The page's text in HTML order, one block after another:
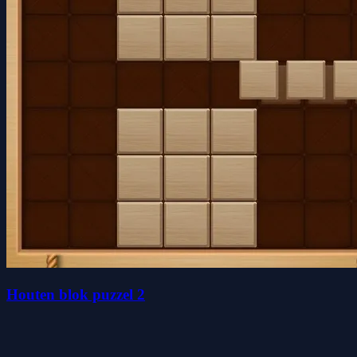
Houten blok puzzel 2